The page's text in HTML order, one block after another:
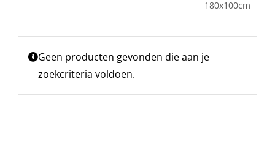
Lounge
180x100cm
Geen producten gevonden die aan je
zoekcriteria voldoen.